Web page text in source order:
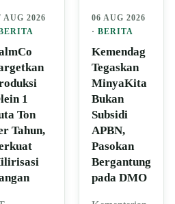
AUG 2026
1
Ton
Tahun,
06 AUG 2026
· BERITA
Kemendag
Tegaskan
MinyaKita
Bukan
Subsidi
APBN,
Pasokan
Bergantung
pada DMO